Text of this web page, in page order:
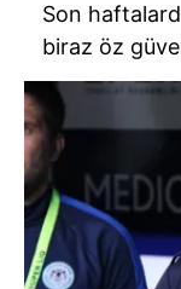
Son
biraz öz